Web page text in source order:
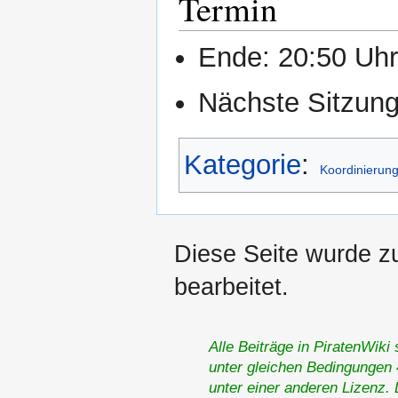
Ende: 20:50 Uhr
Nächste
Kategorie:
Diese Seite wurde
bearbeitet.
Alle Beiträge in PiratenWiki
unter gleichen
unter einer anderen